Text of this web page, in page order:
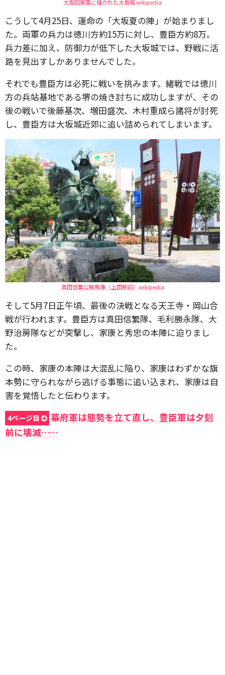
大坂図屏風に描かれた大坂城 wikipedia
こうして4月25日、運命の「大坂夏の陣」が始まりまし
た。両軍の兵力は徳川方約15万に対し、豊臣方約8万。
兵力差に加え、防御力が低下した大坂城では、野戦に活
路を見出すしかありませんでした。
それでも豊臣方は必死に戦いを挑みます。緒戦では徳川
方の兵站基地である堺の焼き討ちに成功しますが、その
後の戦いで後藤基次、増田盛次、木村重成ら諸将が討死
し、豊臣方は大坂城近郊に追い詰められてしまいます。
真田信繁公騎馬像（上田駅前）wikipedia
そして5月7日正午頃、最後の決戦となる天王寺・岡山合
戦が行われます。豊臣方は真田信繁隊、毛利勝永隊、大
野治房隊などが突撃し、家康と秀忠の本陣に迫りまし
た。
この時、家康の本陣は大混乱に陥り、家康はわずかな旗
本勢に守られながら逃げる事態に追い込まれ、家康は自
害を覚悟したと伝わります。
4ページ目
幕府軍は態勢を立て直し、豊臣軍は夕刻
前に壊滅……